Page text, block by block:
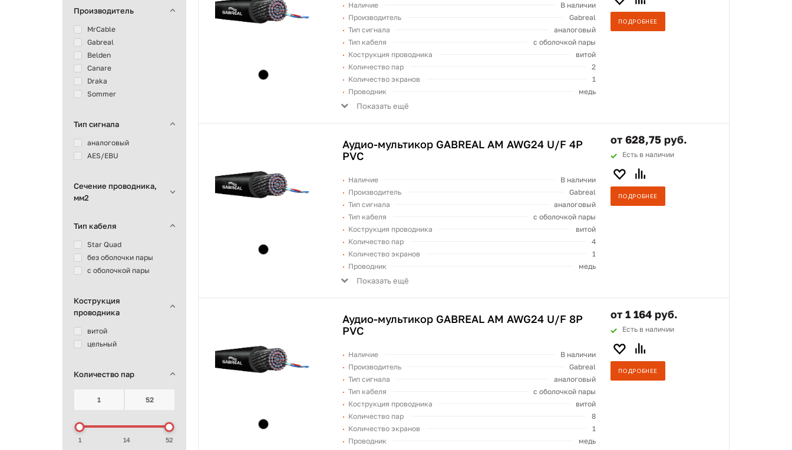
Производитель
MrCable
Gabreal
Belden
Canare
Draka
Sommer
Тип сигнала
аналоговый
AES/EBU
Сечение проводника,
мм2
Тип кабеля
Star Quad
без оболочки пары
с оболочкой пары
Кострукция
проводника
витой
цельный
Количество пар
1 14 52
Наличие
В наличии
Производитель
Gabreal
Тип сигнала
аналоговый
Тип кабеля
с оболочкой пары
Кострукция проводника
витой
Количество пар
2
Количество экранов
1
Проводник
медь
Показать ещё
ПОДРОБНЕЕ
Аудио-мультикор GABREAL AM AWG24 U/F 4P
PVC
Наличие
В наличии
Производитель
Gabreal
Тип сигнала
аналоговый
Тип кабеля
с оболочкой пары
Кострукция проводника
витой
Количество пар
4
Количество экранов
1
Проводник
медь
Показать ещё
от 628,75 руб.
Есть в наличии
ПОДРОБНЕЕ
Аудио-мультикор GABREAL AM AWG24 U/F 8P
PVC
Наличие
В наличии
Производитель
Gabreal
Тип сигнала
аналоговый
Тип кабеля
с оболочкой пары
Кострукция проводника
витой
Количество пар
8
Количество экранов
1
Проводник
медь
от 1 164 руб.
Есть в наличии
ПОДРОБНЕЕ